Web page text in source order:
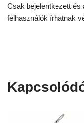
Csak bejelentkezett és
felhasználók írhatnak